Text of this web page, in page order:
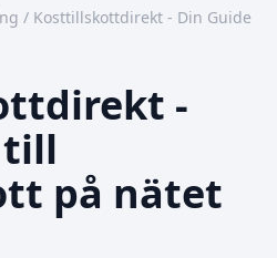
/ Kosttillskottdirekt - Din Guide
-
till
på nätet